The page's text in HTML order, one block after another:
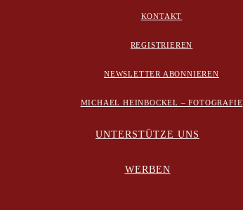
KONTAKT
REGISTRIEREN
NEWSLETTER ABONNIEREN
MICHAEL HEINBOCKEL – FOTOGRAFIE
UNTERSTÜTZE UNS
WERBEN